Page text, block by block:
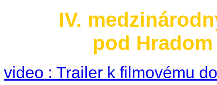
IV.
pod Hradom
video : Trailer k filmovému